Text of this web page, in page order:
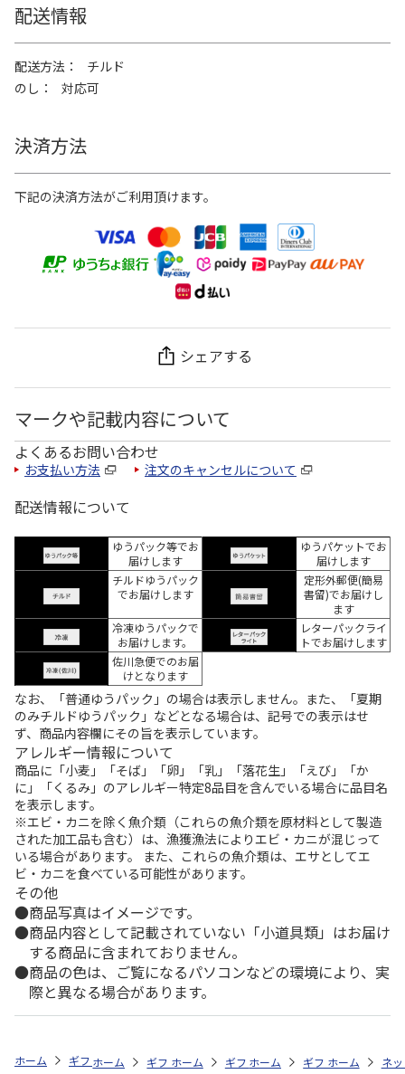
配送情報
配送方法
チルド
のし
対応可
決済方法
下記の決済方法がご利用頂けます。
シェアする
マークや記載内容について
よくあるお問い合わせ
お支払い方法 注文のキャンセルについて
配送情報について
ゆうパック等でお
届けします
ゆうパケットでお
届けします
チルドゆうパック
でお届けします
定形外郵便(簡易
書留)でお届けし
ます
冷凍ゆうパックで
お届けします。
レターパックライ
トでお届けします
佐川急便でのお届
けとなります
なお、「普通ゆうパック」の場合は表示しません。また、「夏期
のみチルドゆうパック」などとなる場合は、記号での表示はせ
ず、商品内容欄にその旨を表示しています。
アレルギー情報について
商品に「小麦」「そば」「卵」「乳」「落花生」「えび」「か
に」「くるみ」のアレルギー特定8品目を含んでいる場合に品目名
を表示します。
※エビ・カニを除く魚介類（これらの魚介類を原材料として製造
された加工品も含む）は、漁獲漁法によりエビ・カニが混じって
いる場合があります。 また、これらの魚介類は、エサとしてエ
ビ・カニを食べている可能性があります。
その他
商品写真はイメージです。
商品内容として記載されていない「小道具類」はお届け
する商品に含まれておりません。
商品の色は、ご覧になるパソコンなどの環境により、実
際と異なる場合があります。
ホーム ギフトストア お中元・夏ギフト特集 2026 うなぎ・魚・海鮮
ホーム ギフトストア お中元・夏ギフト特集 2026
ホーム ギフトストア お中元・夏ギフト
ホーム ギフトストア お
ホーム ネ